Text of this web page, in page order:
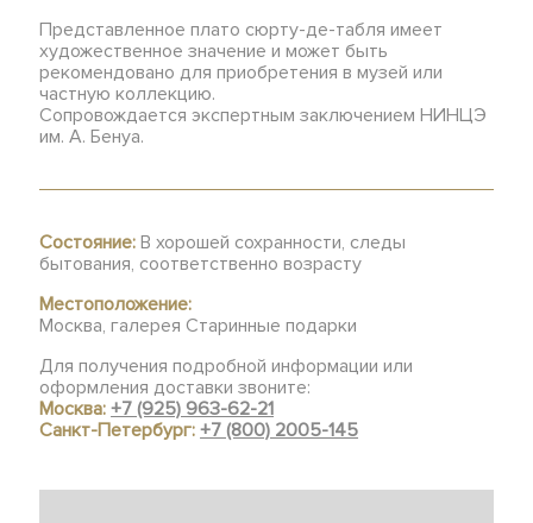
Представленное плато сюрту-де-табля имеет
художественное значение и может быть
рекомендовано для приобретения в музей или
частную коллекцию.
Сопровождается экспертным заключением НИНЦЭ
им. А. Бенуа.
Состояние: В хорошей сохранности, следы
бытования, соответственно возрасту
Местоположение:
Москва, галерея Старинные подарки
Для получения подробной информации или
оформления доставки звоните:
Москва:+7 (925) 963-62-21
Санкт-Петербург:+7 (800) 2005-145